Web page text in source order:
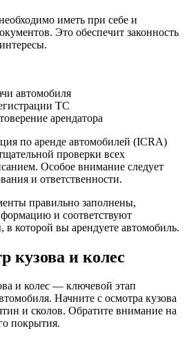
иметь при себе и
Это обеспечит законность
автомобиля
ТС
арендатора
по аренде автомобилей (ICRA)
проверки всех
Особое внимание следует
и ответственности.
правильно заполнены,
и соответствуют
в которой вы арендуете автомобиль.
кузова и колес
и колес — ключевой этап
Начните с осмотра кузова
и сколов. Обратите внимание на
покрытия.